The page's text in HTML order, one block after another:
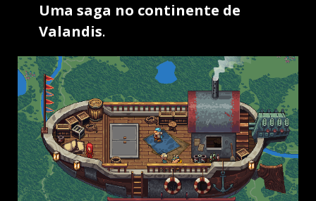
Uma saga no continente de
Valandis.